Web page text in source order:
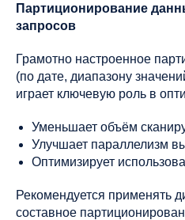
Партиционирование
запросов
Грамотно настроенное
(по дате, диапазону
играет ключевую роль в
Уменьшает объём
Улучшает параллелизм
Оптимизирует
Рекомендуется применять
составное